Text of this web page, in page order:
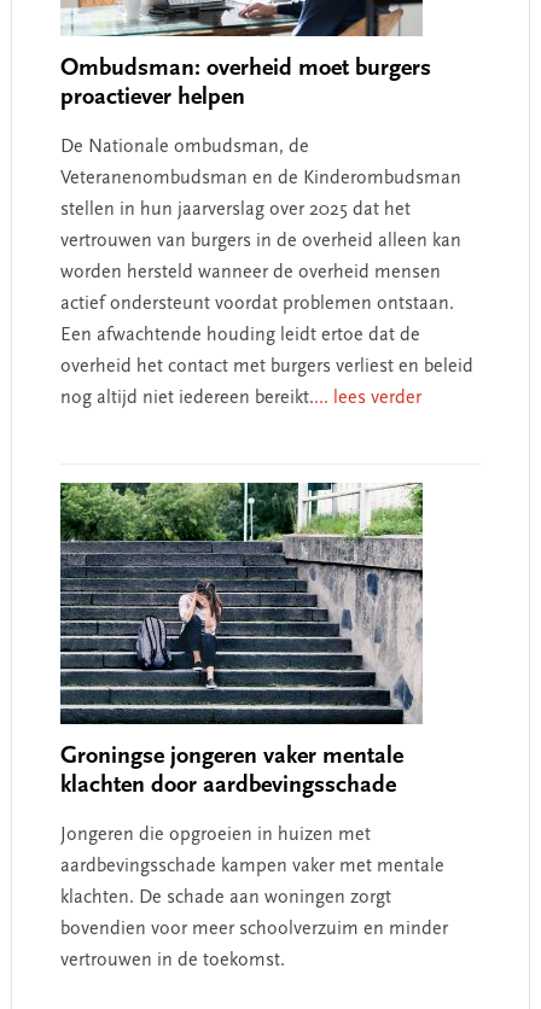
Ombudsman: overheid moet burgers
proactiever helpen
De Nationale ombudsman, de
Veteranenombudsman en de Kinderombudsman
stellen in hun jaarverslag over 2025 dat het
vertrouwen van burgers in de overheid alleen kan
worden hersteld wanneer de overheid mensen
actief ondersteunt voordat problemen ontstaan.
Een afwachtende houding leidt ertoe dat de
overheid het contact met burgers verliest en beleid
nog altijd niet iedereen bereikt.... lees verder
Groningse jongeren vaker mentale
klachten door aardbevingsschade
Jongeren die opgroeien in huizen met
aardbevingsschade kampen vaker met mentale
klachten. De schade aan woningen zorgt
bovendien voor meer schoolverzuim en minder
vertrouwen in de toekomst.